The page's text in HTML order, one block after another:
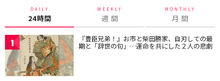
DAILY
24時間
WEEKLY
週 間
MONTHLY
月 間
1 『豊臣兄弟！』お市と柴田勝家、自刃しての最
期と「辞世の句」…運命を共にした２人の悲劇